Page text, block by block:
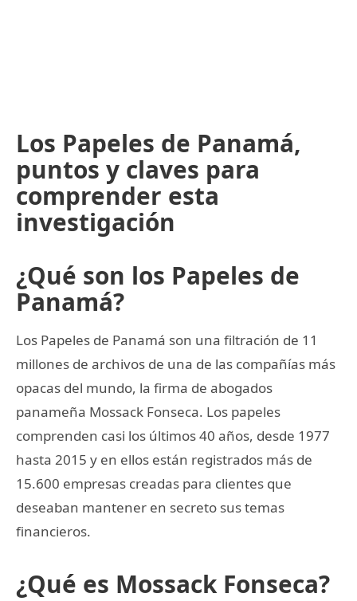
Los Papeles de Panamá,
puntos y claves para
comprender esta
investigación
¿Qué son los Papeles de
Panamá?
Los Papeles de Panamá son una filtración de 11
millones de archivos de una de las compañías más
opacas del mundo, la firma de abogados
panameña Mossack Fonseca. Los papeles
comprenden casi los últimos 40 años, desde 1977
hasta 2015 y en ellos están registrados más de
15.600 empresas creadas para clientes que
deseaban mantener en secreto sus temas
financieros.
¿Qué es Mossack Fonseca?